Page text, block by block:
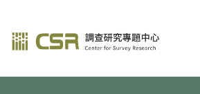
調查研究—方法與